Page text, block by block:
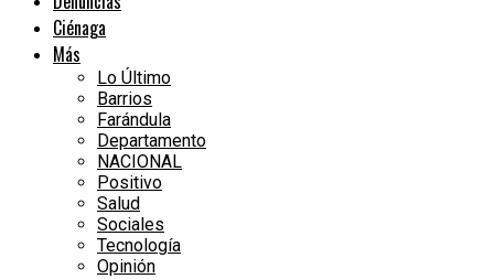
Ciénaga
Más
Lo Último
Barrios
Farándula
Departamento
NACIONAL
Positivo
Salud
Sociales
Tecnología
Opinión